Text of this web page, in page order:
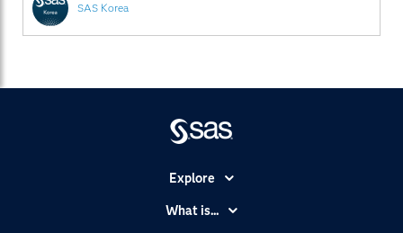
SAS Korea
Explore
What is...